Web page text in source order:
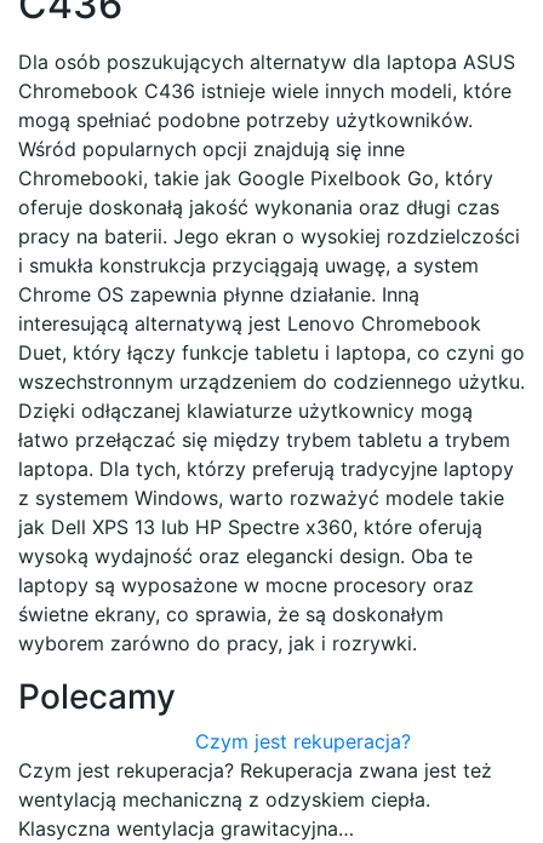
Dla osób poszukujących alternatyw dla laptopa ASUS
Chromebook C436 istnieje wiele innych modeli, które
mogą spełniać podobne potrzeby użytkowników.
Wśród popularnych opcji znajdują się inne
Chromebooki, takie jak Google Pixelbook Go, który
oferuje doskonałą jakość wykonania oraz długi czas
pracy na baterii. Jego ekran o wysokiej rozdzielczości
i smukła konstrukcja przyciągają uwagę, a system
Chrome OS zapewnia płynne działanie. Inną
interesującą alternatywą jest Lenovo Chromebook
Duet, który łączy funkcje tabletu i laptopa, co czyni go
wszechstronnym urządzeniem do codziennego użytku.
Dzięki odłączanej klawiaturze użytkownicy mogą
łatwo przełączać się między trybem tabletu a trybem
laptopa. Dla tych, którzy preferują tradycyjne laptopy
z systemem Windows, warto rozważyć modele takie
jak Dell XPS 13 lub HP Spectre x360, które oferują
wysoką wydajność oraz elegancki design. Oba te
laptopy są wyposażone w mocne procesory oraz
świetne ekrany, co sprawia, że są doskonałym
wyborem zarówno do pracy, jak i rozrywki.
Polecamy
Czym jest rekuperacja?
Czym jest rekuperacja? Rekuperacja zwana jest też
wentylacją mechaniczną z odzyskiem ciepła.
Klasyczna wentylacja grawitacyjna…